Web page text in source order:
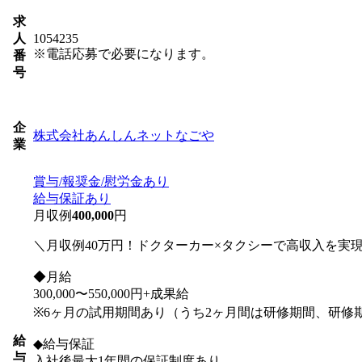
求
人
番
号
1054235
※電話応募で必要になります。
企
業
株式会社あんしんネットなごや
給
与
賞与/報奨金/慰労金あり
給与保証あり
月収例400,000円
＼月収例40万円！ドクターカー×タクシーで高収入を実
◆月給
300,000〜550,000円+成果給
※6ヶ月の試用期間あり（うち2ヶ月間は研修期間、研修
◆給与保証